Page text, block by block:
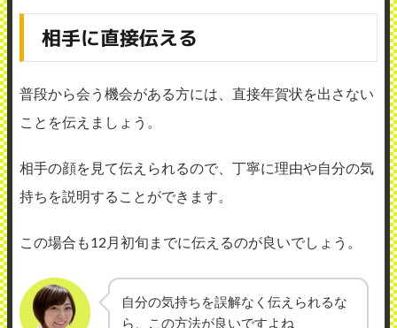
相手に直接伝える
普段から会う機会がある方には、直接年賀状を出さない
ことを伝えましょう。
相手の顔を見て伝えられるので、丁寧に理由や自分の気
持ちを説明することができます。
この場合も12月初旬までに伝えるのが良いでしょう。
自分の気持ちを誤解なく伝えられるな
ら、この方法が良いですよね